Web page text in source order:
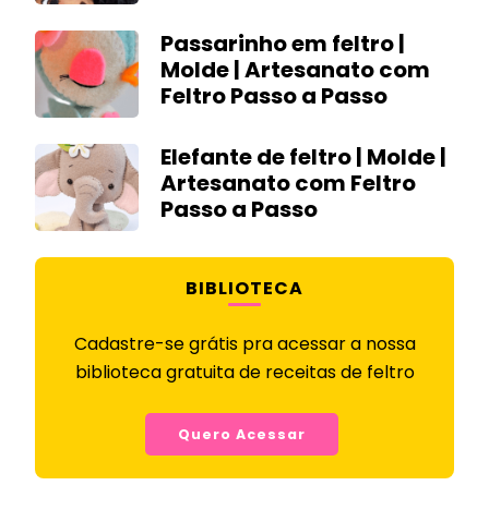
Passarinho em feltro |
Molde | Artesanato com
Feltro Passo a Passo
Elefante de feltro | Molde |
Artesanato com Feltro
Passo a Passo
BIBLIOTECA
Cadastre-se grátis pra acessar a nossa
biblioteca gratuita de receitas de feltro
Quero Acessar